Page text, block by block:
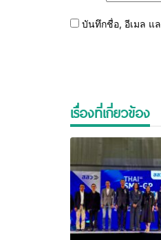
บันทึกชื่อ, อีเมล แ
เรื่องที่เกี่ยวข้อง